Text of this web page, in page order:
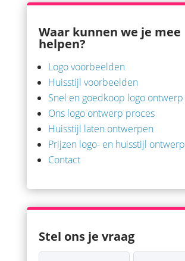
Waar kunnen we je mee
helpen?
Logo voorbeelden
Huisstijl voorbeelden
Snel en goedkoop logo ontwerp
Ons logo ontwerp proces
Huisstijl laten ontwerpen
Prijzen logo- en huisstijl ontwerp
Contact
Stel ons je vraag